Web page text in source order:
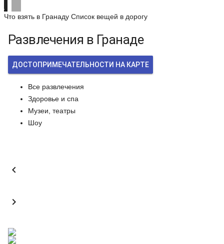
Что взять в Гранаду Список вещей в дорогу
Развлечения в Гранаде
ДОСТОПРИМЕЧАТЕЛЬНОСТИ НА КАРТЕ
Все развлечения
Здоровье и спа
Музеи, театры
Шоу

